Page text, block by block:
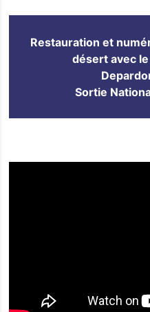
Restauration et
désert avec
Sortie